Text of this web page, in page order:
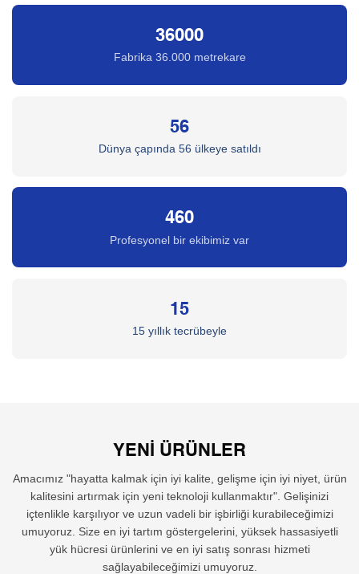
36000
Fabrika 36.000 metrekare
56
Dünya çapında 56 ülkeye satıldı
460
Profesyonel bir ekibimiz var
15
15 yıllık tecrübeyle
YENI ÜRÜNLER
Amacımız "hayatta kalmak için iyi kalite, gelişme için iyi niyet, ürün
kalitesini artırmak için yeni teknoloji kullanmaktır". Gelişinizi
içtenlikle karşılıyor ve uzun vadeli bir işbirliği kurabileceğimizi
umuyoruz. Size en iyi tartım göstergelerini, yüksek hassasiyetli
yük hücresi ürünlerini ve en iyi satış sonrası hizmeti
sağlayabileceğimizi umuyoruz.